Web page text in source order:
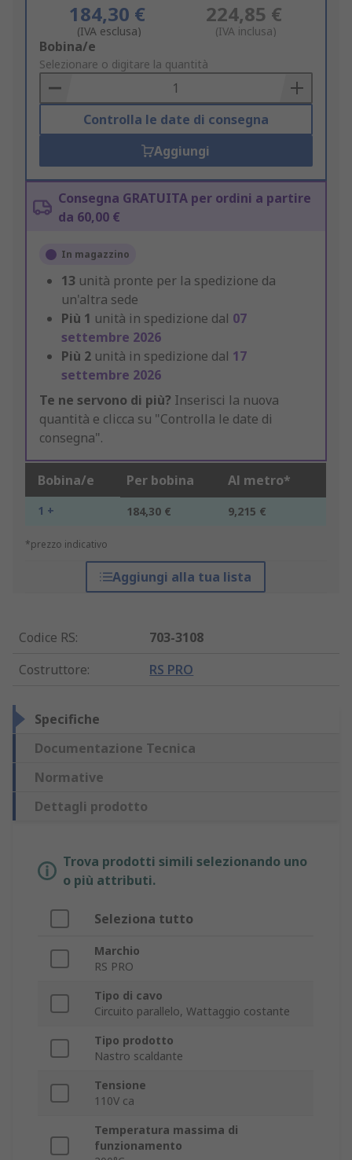
184,30 €
(IVA esclusa)
224,85 €
(IVA inclusa)
Add
to
Basket
Bobina/e
Selezionare o digitare la quantità
Controlla le date di consegna
Aggiungi
Consegna GRATUITA per ordini a partire
da 60,00 €
In magazzino
13 unità pronte per la spedizione da
un'altra sede
Più 1 unità in spedizione dal 07
settembre 2026
Più 2 unità in spedizione dal 17
settembre 2026
Te ne servono di più? Inserisci la nuova
quantità e clicca su "Controlla le date di
consegna".
Bobina/e Per bobina Al metro*
1 + 184,30 € 9,215 €
*prezzo indicativo
Aggiungi alla tua lista
Codice RS:
703-3108
Costruttore: RS PRO
Specifiche
Documentazione Tecnica
Normative
Dettagli prodotto
Trova prodotti simili selezionando uno
o più attributi.
Seleziona tutto
Marchio
RS PRO
Tipo di cavo
Circuito parallelo, Wattaggio costante
Tipo prodotto
Nastro scaldante
Tensione
110V ca
Temperatura massima di
funzionamento